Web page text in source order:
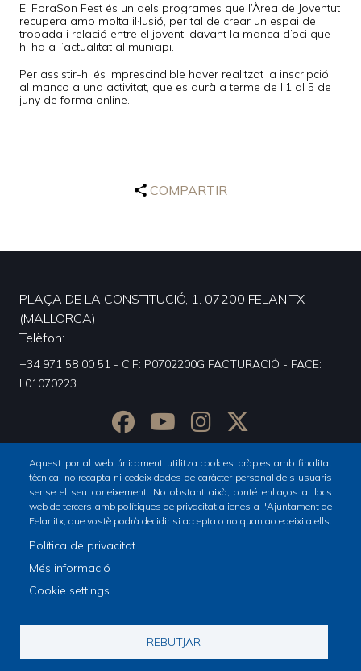
El ForaSon Fest és un dels programes que l’Àrea de Joventut
recupera amb molta il·lusió, per tal de crear un espai de
trobada i relació entre el jovent, davant la manca d’oci que
hi ha a l’actualitat al municipi.
Per assistir-hi és imprescindible haver realitzat la inscripció,
al manco a una activitat, que es durà a terme de l’1 al 5 de
juny de forma online.
COMPARTIR
Footer
menu
1
PLAÇA DE LA CONSTITUCIÓ, 1. 07200 FELANITX
(MALLORCA)
Telèfon
+34 971 58 00 51 - CIF: P0702200G FACTURACIÓ - FACE:
L01070223.
Aquest portal web únicament utilitza cookies pròpies amb finalitat
tècnica, no recapta ni cedeix dades de caràcter personal dels usuaris
sense el seu coneixement. No obstant això, conté enllaços a llocs
web de tercers amb polítiques de privacitat alienes a l'Ajuntament de
Felanitx, que vostè podrà decidir si accepta o no quan accedeixi a ells.
Política de privacitat
Més informació
Cookie settings
REBUTJAR
© Ajuntament de Felanitx
Declaració d'accesibilitat